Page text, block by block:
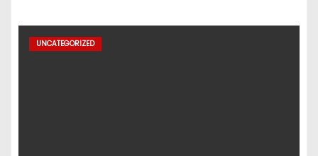
UNCATEGORIZED